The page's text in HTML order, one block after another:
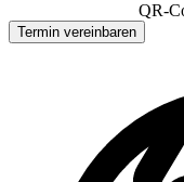
QR-
Termin vereinbaren